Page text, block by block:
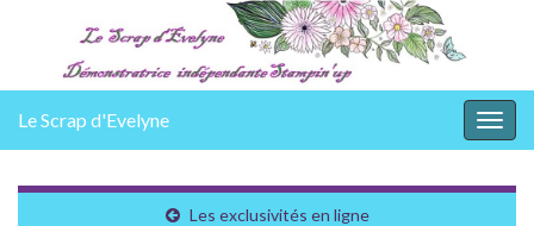
Le Scrap d'Evelyne
Les exclusivités en ligne